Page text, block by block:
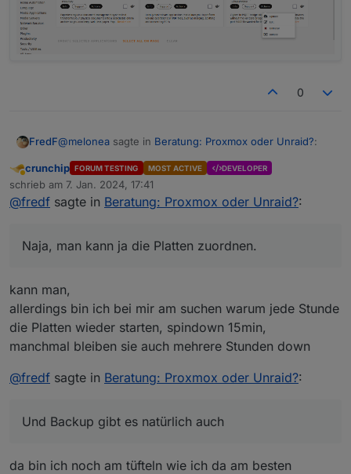
0
FredF@melonea sagte in Beratung: Proxmox oder Unraid?:
Damit wäre ich vorsichtig, sollten Container auf den
Platten laufen hast du schnell viele unnötige
Start/Stop Zyklen.
Naja, man kann ja die Platten zuordnen.
gerade am Schlafen.
Abwesend
crunchip FORUM TESTING MOST ACTIVE DEVELOPER
schrieb am 7. Jan. 2024, 17:41
zuletzt editiert von
@fredf sagte in Beratung: Proxmox oder Unraid?:
Naja, man kann ja die Platten zuordnen.
kann man,
allerdings bin ich bei mir am suchen warum jede Stunde
die Platten wieder starten, spindown 15min,
manchmal bleiben sie auch mehrere Stunden down
@fredf sagte in Beratung: Proxmox oder Unraid?:
Und Backup gibt es natürlich auch
da bin ich noch am tüfteln wie ich da am besten